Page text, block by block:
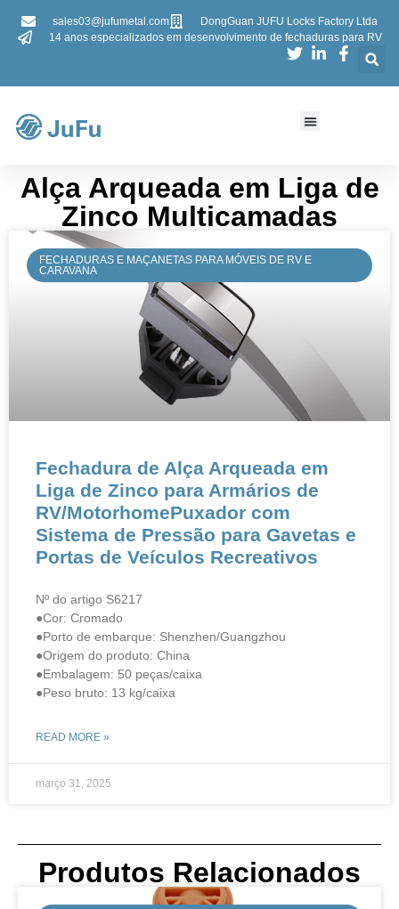
sales03@jufumetal.com
DongGuan JUFU Locks Factory Ltda
14 anos especializados em desenvolvimento de fechaduras para RV
Alça Arqueada em Liga de
Zinco Multicamadas
FECHADURAS E MAÇANETAS PARA MÓVEIS DE RV E
CARAVANA
Fechadura de Alça Arqueada em
Liga de Zinco para Armários de
RV/MotorhomePuxador com
Sistema de Pressão para Gavetas e
Portas de Veículos Recreativos
Nº do artigo S6217
●Cor: Cromado
●Porto de embarque: Shenzhen/Guangzhou
●Origem do produto: China
●Embalagem: 50 peças/caixa
●Peso bruto: 13 kg/caixa
READ MORE »
março 31, 2025
Produtos Relacionados